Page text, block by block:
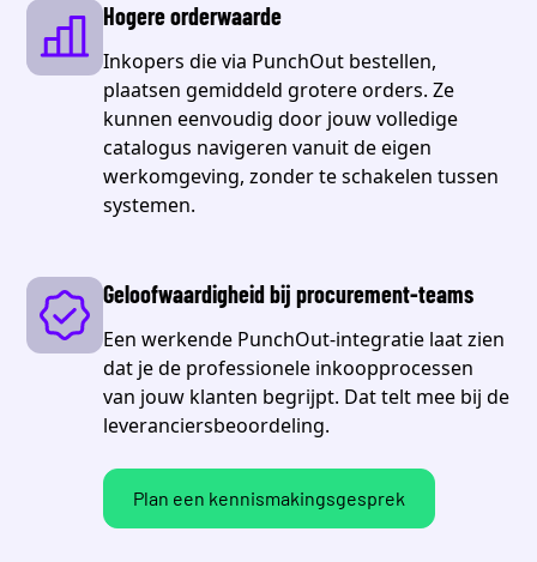
Hogere orderwaarde
Inkopers die via PunchOut bestellen,
plaatsen gemiddeld grotere orders. Ze
kunnen eenvoudig door jouw volledige
catalogus navigeren vanuit de eigen
werkomgeving, zonder te schakelen tussen
systemen.
Geloofwaardigheid bij procurement-teams
Een werkende PunchOut-integratie laat zien
dat je de professionele inkoopprocessen
van jouw klanten begrijpt. Dat telt mee bij de
leveranciersbeoordeling.
Plan een kennismakingsgesprek